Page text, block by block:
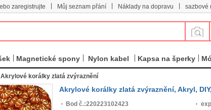
zaregistrujte Můj seznam přání Náklady na dopravu sazbové
Magnetické spony Nylon kabel Kapsa na šperky
Akrylové korálky zlatá zvýraznění
Akrylové korálky zlatá zvýraznění, Akryl,
Bod č.:220223102423